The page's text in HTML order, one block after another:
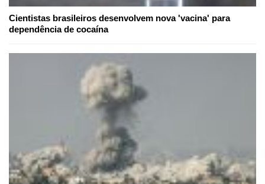
Cientistas brasileiros desenvolvem nova 'vacina' para
dependência de cocaína